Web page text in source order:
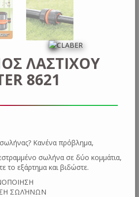
ΛΑΣΤΙΧΟΥ
8621
Κανένα πρόβλημα,
σωλήνα σε δύο κομμάτια,
το εξάρτημα και βιδώστε.
ΣΩΛΉΝΩΝ